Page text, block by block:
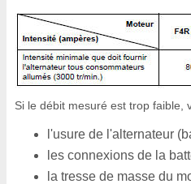
Si le débit mesuré est trop faible,
l'usure de l'alternateur
les connexions de la
la tresse de masse du